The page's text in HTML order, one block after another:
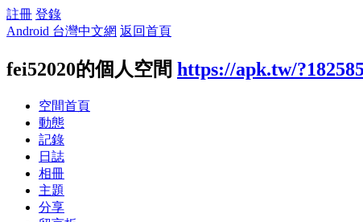
註冊 登錄
Android 台灣中文網 返回首頁
fei52020的個人空間 https://apk.tw/
空間首頁
動態
記錄
日誌
相冊
主題
分享